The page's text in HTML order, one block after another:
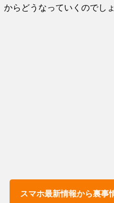
からどうなっていくのでしょ
スマホ最新情報から裏事